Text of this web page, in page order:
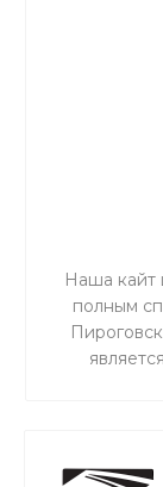
Наша кайт
полным
льду